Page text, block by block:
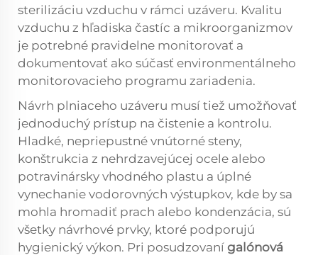
sterilizáciu vzduchu v rámci uzáveru. Kvalitu
vzduchu z hľadiska častíc a mikroorganizmov
je potrebné pravidelne monitorovať a
dokumentovať ako súčasť environmentálneho
monitorovacieho programu zariadenia.
Návrh plniaceho uzáveru musí tiež umožňovať
jednoduchý prístup na čistenie a kontrolu.
Hladké, nepriepustné vnútorné steny,
konštrukcia z nehrdzavejúcej ocele alebo
potravinársky vhodného plastu a úplné
vynechanie vodorovných výstupkov, kde by sa
mohla hromadiť prach alebo kondenzácia, sú
všetky návrhové prvky, ktoré podporujú
hygienický výkon. Pri posudzovaní galónová